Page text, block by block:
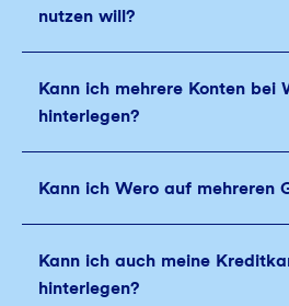
nutzen will?
Kann ich mehrere Konten bei
hinterlegen?
Kann ich Wero auf mehreren
Kann ich auch meine
hinterlegen?